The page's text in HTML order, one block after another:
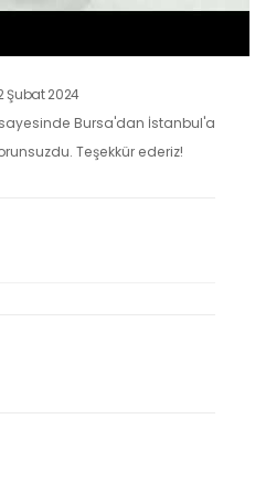
Şubat 2024
Bursa'dan İstanbul'a
Teşekkür ederiz!